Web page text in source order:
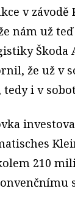
v
nám už
Škoda
že už v
tedy i v
210